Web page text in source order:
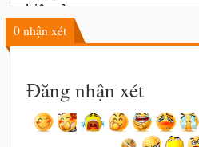
0 nhận xét
Đăng nhận xét